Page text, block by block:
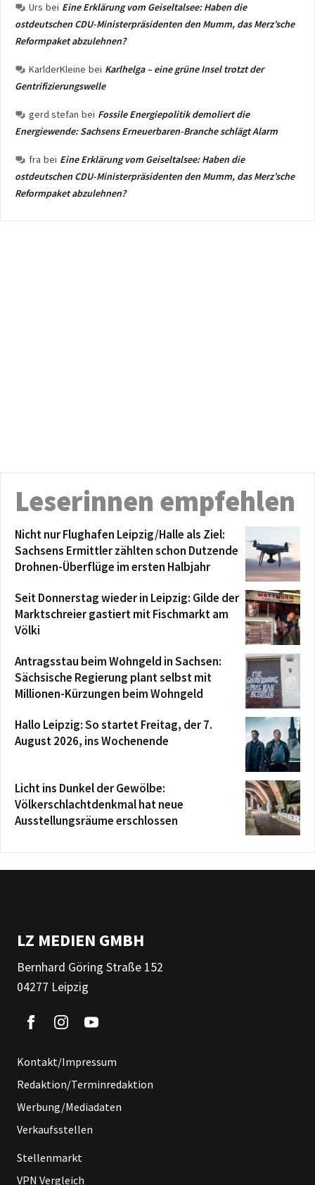
Urs bei Eine Erklärung vom Geiseltalsee: Haben die
ostdeutschen CDU-Ministerpräsidenten den Mumm, das Merz’sche
Reformpaket abzulehnen?
KarlderKleine bei Karlhelga – eine grüne Insel trotzt der
Gentrifizierungswelle
gerd stefan bei Fossile Energiepolitik demoliert die
Energiewende: Sachsens Erneuerbaren-Branche schlägt Alarm
fra bei Eine Erklärung vom Geiseltalsee: Haben die
ostdeutschen CDU-Ministerpräsidenten den Mumm, das Merz’sche
Reformpaket abzulehnen?
Leserinnen empfehlen
Nicht nur Flughafen Leipzig/Halle als Ziel:
Sachsens Ermittler zählten schon Dutzende
Drohnen-Überflüge im ersten Halbjahr
Seit Donnerstag wieder in Leipzig: Gilde der
Marktschreier gastiert mit Fischmarkt am
Völki
Antragsstau beim Wohngeld in Sachsen:
Sächsische Regierung plant selbst mit
Millionen-Kürzungen beim Wohngeld
Hallo Leipzig: So startet Freitag, der 7.
August 2026, ins Wochenende
Licht ins Dunkel der Gewölbe:
Völkerschlachtdenkmal hat neue
Ausstellungsräume erschlossen
LZ MEDIEN GMBH
Bernhard Göring Straße 152
04277 Leipzig
Kontakt/Impressum
Redaktion/Terminredaktion
Werbung/Mediadaten
Verkaufsstellen
Stellenmarkt
VPN Vergleich